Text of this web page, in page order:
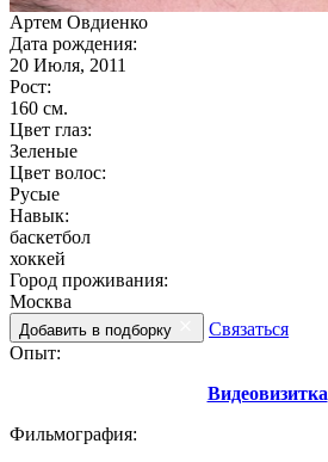
Артем Овдиенко
Дата рождения:
20 Июля, 2011
Рост:
160 cм.
Цвет глаз:
Зеленые
Цвет волос:
Русые
Навык:
баскетбол
хоккей
Город проживания:
Москва
Добавить в подборку
Связаться
Опыт:
Видеовизитка
Фильмография: